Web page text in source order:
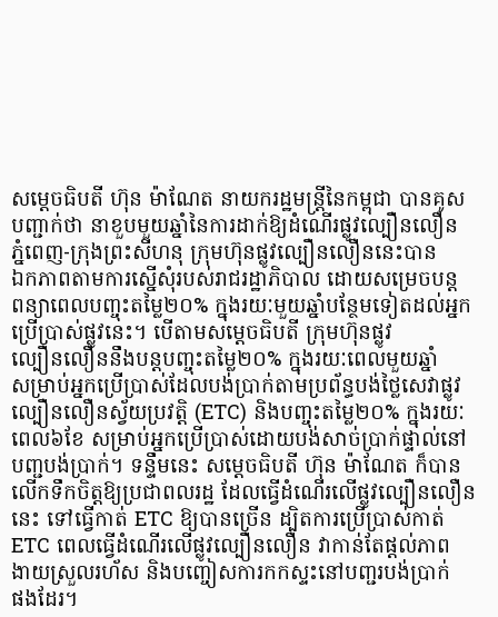
សម្តេចធិបតី ហ៊ុន ម៉ាណែត នាយករដ្ឋមន្ត្រីនៃកម្ពុជា បានគូស
បញ្ជាក់ថា នាខួបមួយឆ្នាំនៃការដាក់ឱ្យដំណើរផ្លូវល្បឿនលឿន
ភ្នំពេញ-ក្រុងព្រះសីហនុ ក្រុមហ៊ុនផ្លូវល្បឿនលឿននេះបាន
ឯកភាពតាមការស្នើសុំរបស់រាជរដ្ឋាភិបាល ដោយសម្រេចបន្ត
ពន្យាពេលបញ្ចុះតម្លៃ២០% ក្នុងរយៈមួយឆ្នាំបន្ថែមទៀតដល់អ្នក
ប្រើប្រាស់ផ្លូវនេះ។ បើតាមសម្តេចធិបតី ក្រុមហ៊ុនផ្លូវ
ល្បឿនលឿននឹងបន្តបញ្ចុះតម្លៃ២០% ក្នុងរយៈពេលមួយឆ្នាំ
សម្រាប់អ្នកប្រើប្រាស់ដែលបង់ប្រាក់តាមប្រព័ន្ធបង់ថ្លៃសេវាផ្លូវ
ល្បឿនលឿនស្វ័យប្រវត្តិ (ETC) និងបញ្ចុះតម្លៃ២០% ក្នុងរយៈ
ពេល៦ខែ សម្រាប់អ្នកប្រើប្រាស់ដោយបង់សាច់ប្រាក់ផ្ទាល់នៅ
បញ្ជបង់ប្រាក់។ ទន្ទឹមនេះ សម្តេចធិបតី ហ៊ុន ម៉ាណែត ក៏បាន
លើកទឹកចិត្តឱ្យប្រជាពលរដ្ឋ ដែលធ្វើដំណើរលើផ្លូវល្បឿនលឿន
នេះ ទៅធ្វើកាត់ ETC ឱ្យបានច្រើន ដ្បិតការប្រើប្រាស់កាត់
ETC ពេលធ្វើដំណើរលើផ្លូវល្បឿនលឿន វាកាន់តែផ្តល់ភាព
ងាយស្រួលរហ័ស និងបញ្ចៀសការកកស្ទះនៅបញ្ជរបង់ប្រាក់
ផងដែរ។